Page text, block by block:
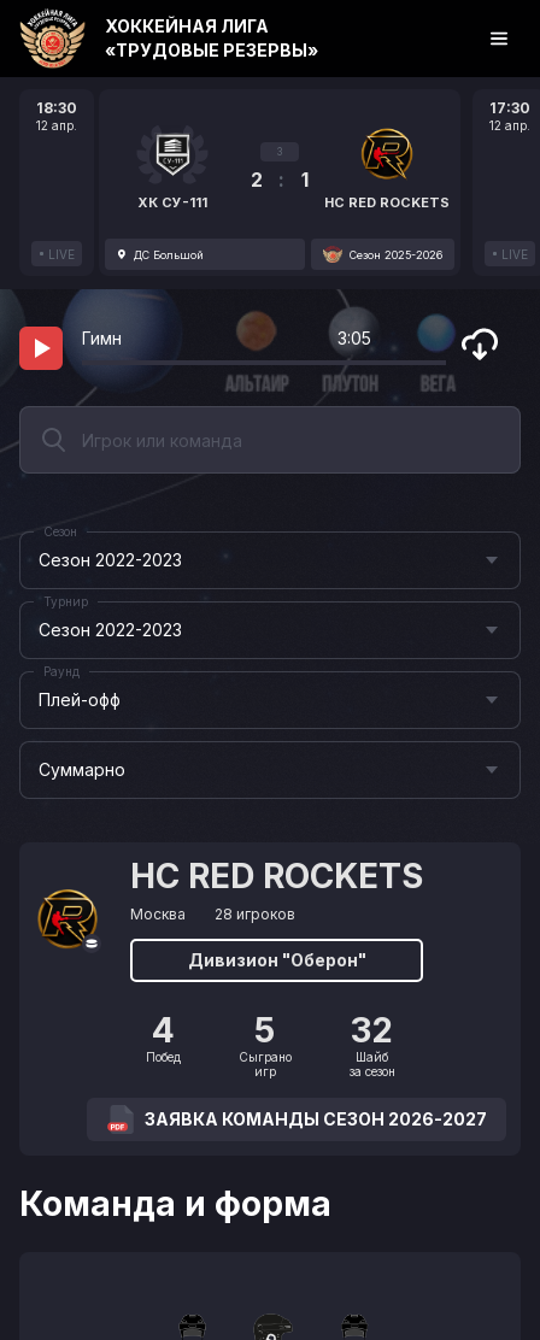
18:30
12 апр.
LIVE
ХК СУ-111
3
2 : 1
HC RED ROCKETS
ДС Большой Сезон 2025-2026
17:30
12 апр.
LIVE
ХОККЕЙНАЯ ЛИГА
«ТРУДОВЫЕ РЕЗЕРВЫ»
Гимн 3:05
Сезон 2022-2023
Сезон
Сезон 2022-2023
Турнир
Плей-офф
Раунд
Суммарно
HC RED ROCKETS
Москва 28 игроков
Дивизион "Оберон"
4
Побед
5
Сыграно
игр
32
Шайб
за сезон
ЗАЯВКА КОМАНДЫ СЕЗОН 2026-2027
Команда и форма